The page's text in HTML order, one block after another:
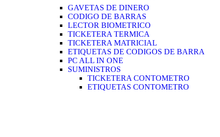
GAVETAS DE DINERO
CODIGO DE BARRAS
LECTOR BIOMETRICO
TICKETERA TERMICA
TICKETERA MATRICIAL
ETIQUETAS DE CODIGOS DE BARRA
PC ALL IN ONE
SUMINISTROS
TICKETERA CONTOMETRO
ETIQUETAS CONTOMETRO